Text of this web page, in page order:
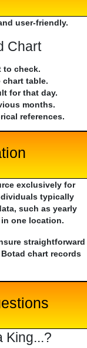
user-friendly.
Chart
to check.
chart table.
for that day.
months.
references.
exclusively for
typically
such as yearly
one location.
straightforward
chart records
King...?